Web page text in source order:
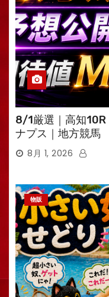
8/1厳選｜高知
ナプス｜地方競馬
8月 1, 2026
物販